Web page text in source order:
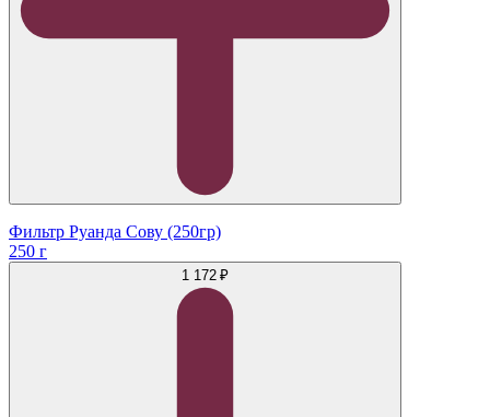
Фильтр Руанда Сову (250гр)
250 г
1 172 ₽